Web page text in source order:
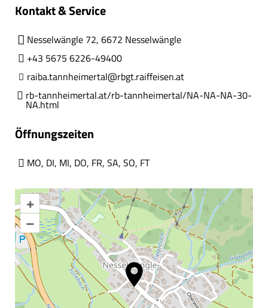
Kontakt & Service
Nesselwängle 72, 6672 Nesselwängle
+43 5675 6226-49400
raiba.tannheimertal@rbgt.raiffeisen.at
rb-tannheimertal.at/rb-tannheimertal/NA-NA-NA-30-
NA.html
Öffnungszeiten
MO, DI, MI, DO, FR, SA, SO, FT
+
–